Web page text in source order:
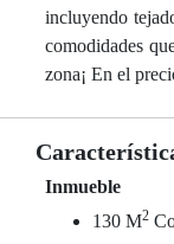
incluyendo
comodidades
zona¡ En el
Inmueble
130 M2